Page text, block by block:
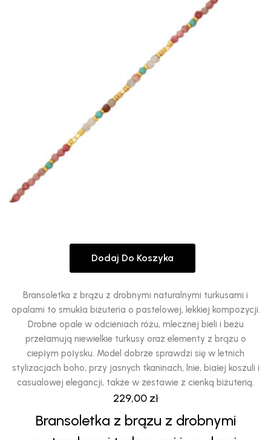
Bransoletka z brązu z drobnymi
229,00 zł
Bransoletka z brązu z drobnymi naturalnymi turkusami i
opalami to smukła biżuteria o pastelowej, lekkiej kompozycji.
Drobne opale w odcieniach różu, mlecznej bieli i beżu
przełamują niewielkie turkusy oraz elementy z brązu o
ciepłym połysku. Model dobrze sprawdzi się w letnich
stylizacjach boho, przy jasnych tkaninach, lnie, białej koszuli i
casualowej elegancji, także w zestawie z cienką biżuterią.
Dodaj Do Koszyka